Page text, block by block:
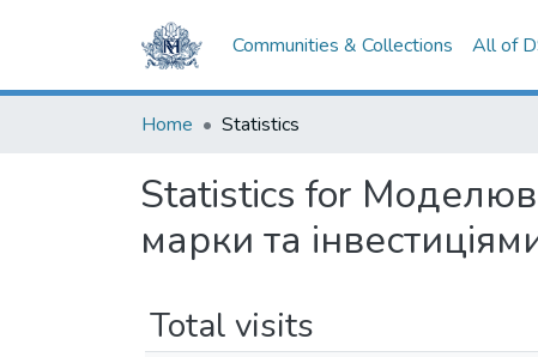
Communities & Collections All of
Home Statistics
Statistics for
марки та
Total visits